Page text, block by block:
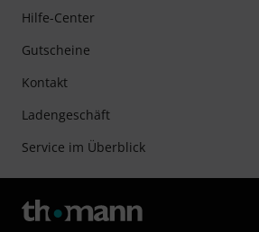
Hilfe-Center
Gutscheine
Kontakt
Ladengeschäft
Service im Überblick